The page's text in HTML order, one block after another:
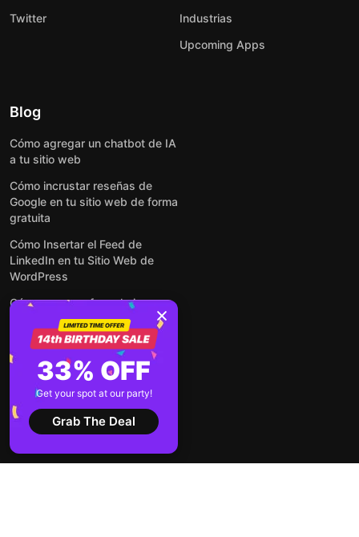
Twitter
Industrias
Upcoming Apps
Blog
Cómo agregar un chatbot de IA
a tu sitio web
Cómo incrustar reseñas de
Google en tu sitio web de forma
gratuita
Cómo Insertar el Feed de
LinkedIn en tu Sitio Web de
WordPress
Cómo crear un formulario para
WordPress: de manera simple y
rápida
Cómo incrustar formularios en
cualquier sitio web en línea y
gratis
Ver todas las entradas
33% OFF
Get your spot at our party!
Grab The Deal